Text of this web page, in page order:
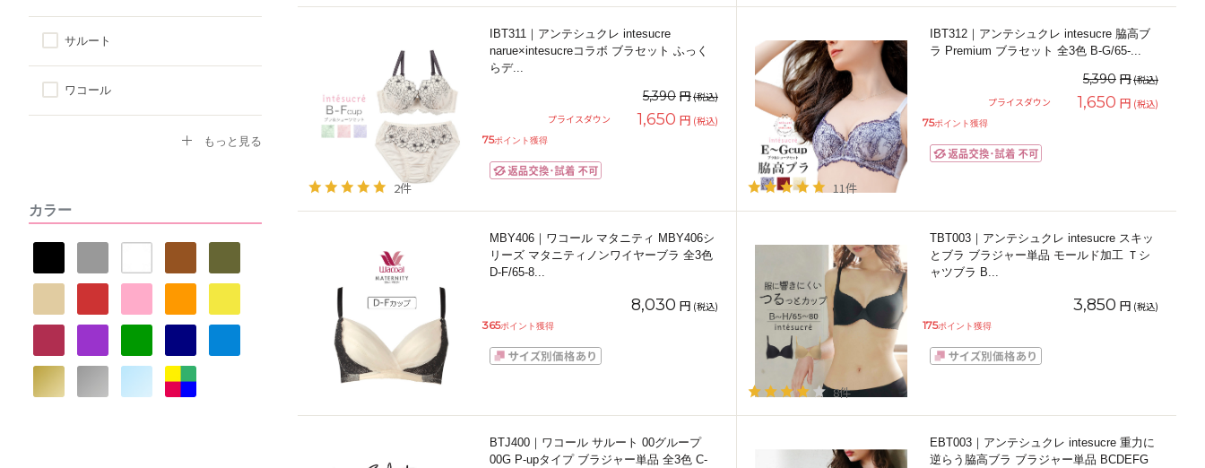
サルート
ワコール
ナルエー
もっと見る
カラー
IBT311｜アンテシュクレ intesucre
narue×intesucreコラボ ブラセット ふっく
らデ...
2件
5,390 円(税込)
プライスダウン
1,650 円 (税込)
75ポイント獲得
IBT312｜アンテシュクレ intesucre 脇高ブ
ラ Premium ブラセット 全3色 B-G/65-...
11件
5,390 円(税込)
プライスダウン
1,650 円 (税込)
75ポイント獲得
MBY406｜ワコール マタニティ MBY406シ
リーズ マタニティノンワイヤーブラ 全3色
D-F/65-8...
8,030 円 (税込)
365ポイント獲得
TBT003｜アンテシュクレ intesucre スキッ
とブラ ブラジャー単品 モールド加工 Ｔシ
ャツブラ B...
8件
3,850 円 (税込)
175ポイント獲得
BTJ400｜ワコール サルート 00グループ
00G P-upタイプ ブラジャー単品 全3色 C-
EBT003｜アンテシュクレ intesucre 重力に
逆らう脇高ブラ ブラジャー単品 BCDEFG